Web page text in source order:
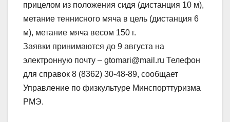
прицелом из положения сидя (дистанция 10 м),
метание теннисного мяча в цель (дистанция 6
м), метание мяча весом 150 г.
Заявки принимаются до 9 августа на
электронную почту – gtomari@mail.ru Телефон
для справок 8 (8362) 30-48-89, сообщает
Управление по физкультуре Минспорттуризма
РМЭ.